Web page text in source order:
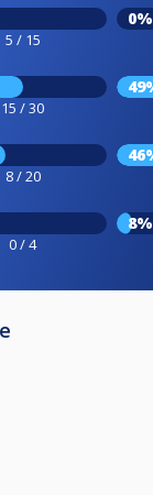
5 / 15
0%
15 / 30
8 / 20
0 / 4
8%